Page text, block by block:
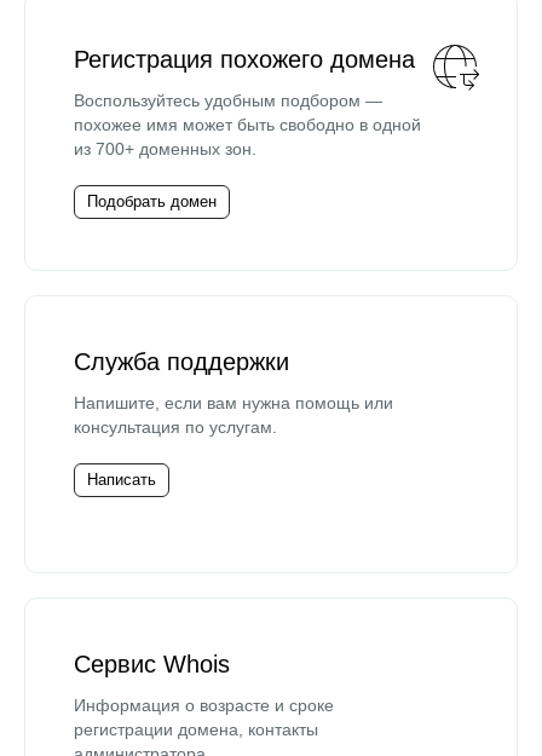
Регистрация похожего домена
Воспользуйтесь удобным подбором —
похожее имя может быть свободно в одной
из 700+ доменных зон.
Подобрать домен
Служба поддержки
Напишите, если вам нужна помощь или
консультация по услугам.
Написать
Сервис Whois
Информация о возрасте и сроке
регистрации домена, контакты